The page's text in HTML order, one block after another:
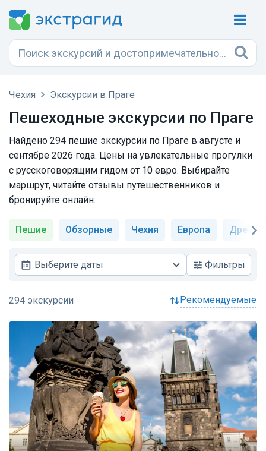
Чехия Экскурсии в Праге
Пешеходные экскурсии по Праге
Найдено 294 пешие экскурсии по Праге в августе и
сентябре 2026 года. Цены на увлекательные прогулки
с русскоговорящим гидом от 10 евро. Выбирайте
маршрут, читайте отзывы путешественников и
бронируйте онлайн.
Пешие Обзорные Чехия Европа
Выберите даты Фильтры
рекомендуемые